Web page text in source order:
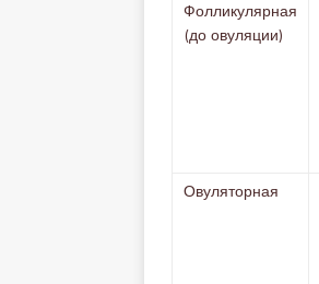
Фолликулярная
(до овуляции)
Овуляторная